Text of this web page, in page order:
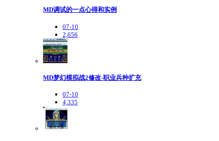
MD调试的一点心得和实例
07-10
2,656
MD梦幻模拟战2修改-职业兵种扩充
07-10
4,335